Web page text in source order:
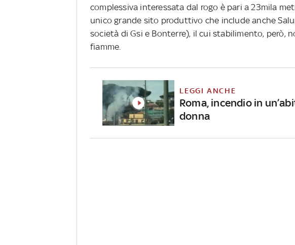
complessiva interessata dal rogo è pari a 23mila
unico grande sito produttivo che include anche
società di Gsi e Bonterre), il cui stabilimento, però,
fiamme.
LEGGI ANCHE
Roma, incendio in
donna